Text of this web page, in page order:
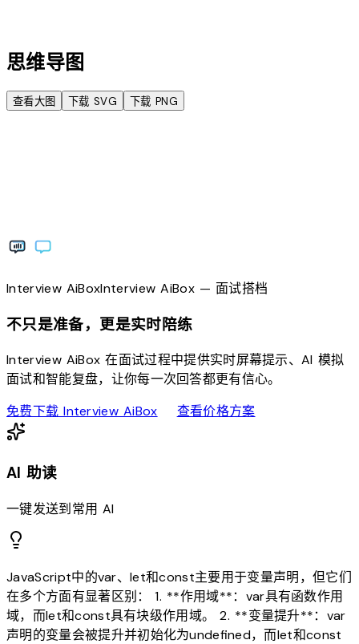
思维导图
查看大图 下载 SVG 下载 PNG
Interview AiBoxInterviewAiBox— 面试搭档
不只是准备，更是实时陪练
Interview AiBox 在面试过程中提供实时屏幕提示、AI 模拟
面试和智能复盘，让你每一次回答都更有信心。
免费下载 Interview AiBoxdownload查看价格方案sell
AI 助读
一键发送到常用 AI
JavaScript中的var、let和const主要用于变量声明，但它们
在多个方面有显著区别： 1. **作用域**：var具有函数作用
域，而let和const具有块级作用域。 2. **变量提升**：var
声明的变量会被提升并初始化为undefined，而let和const